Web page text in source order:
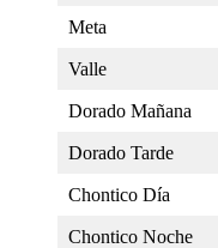
Meta
Valle
Dorado Mañana
Dorado Tarde
Chontico Día
Chontico Noche